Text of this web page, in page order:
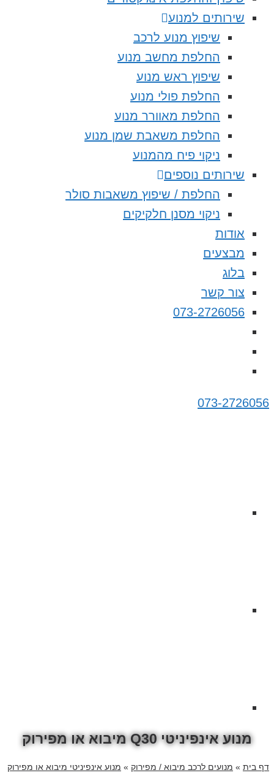
שירותים למנוע
שיפוץ מנוע לרכב
החלפת מחשב מנוע
שיפוץ ראש מנוע
החלפת פולי מנוע
החלפת מאוורר מנוע
החלפת משאבת שמן מנוע
ניקוי פיח מהמנוע
שירותים נוספים
החלפת / שיפוץ משאבות סולר
ניקוי מסנן חלקיקים
אודות
מבצעים
בלוג
צור קשר
073-2726056
073-2726056
מנוע אינפיניטי Q30 מיבוא או מפירוק
דף בית » מנועים לרכב מיבוא / מפירוק » מנוע אינפיניטי מיבוא או מפירוק